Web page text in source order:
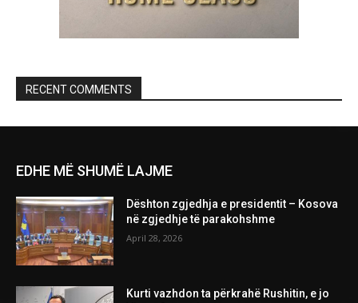
RECENT COMMENTS
EDHE MË SHUMË LAJME
Dështon zgjedhja e presidentit – Kosova
në zgjedhje të parakohshme
April 28, 2026
Kurti vazhdon ta përkrahë Rushitin, e jo